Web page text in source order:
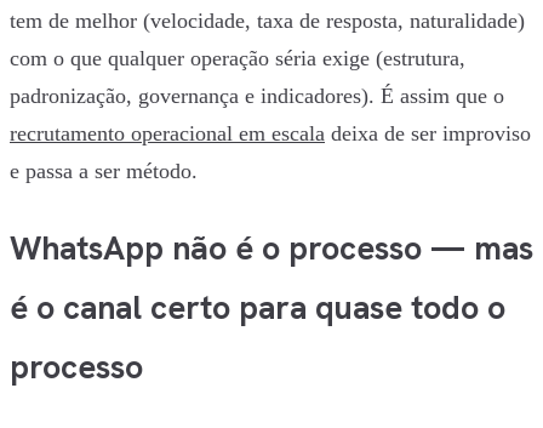
tem de melhor (velocidade, taxa de resposta, naturalidade)
com o que qualquer operação séria exige (estrutura,
padronização, governança e indicadores). É assim que o
recrutamento operacional em escala deixa de ser improviso
e passa a ser método.
WhatsApp não é o processo — mas
é o canal certo para quase todo o
processo